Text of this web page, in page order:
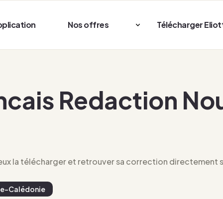
Nos offres Télécharger
Redaction
la télécharger et retrouver sa correction directement
Calédonie